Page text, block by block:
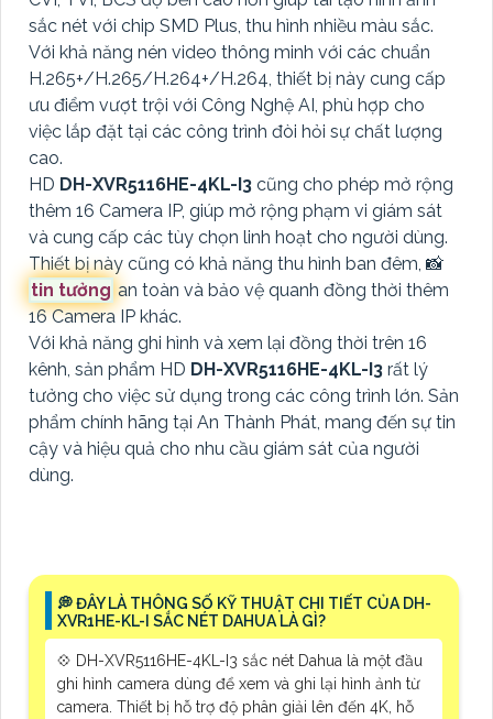
sắc nét với chip SMD Plus, thu hình nhiều màu sắc.
Với khả năng nén video thông minh với các chuẩn
H.265+/H.265/H.264+/H.264, thiết bị này cung cấp
ưu điểm vượt trội với Công Nghệ AI, phù hợp cho
việc lắp đặt tại các công trình đòi hỏi sự chất lượng
cao.
HD DH-XVR5116HE-4KL-I3 cũng cho phép mở rộng
thêm 16 Camera IP, giúp mở rộng phạm vi giám sát
và cung cấp các tùy chọn linh hoạt cho người dùng.
Thiết bị này cũng có khả năng thu hình ban đêm, 📸
tin tưởng an toàn và bảo vệ quanh đồng thời thêm
16 Camera IP khác.
Với khả năng ghi hình và xem lại đồng thời trên 16
kênh, sản phẩm HD DH-XVR5116HE-4KL-I3 rất lý
tưởng cho việc sử dụng trong các công trình lớn. Sản
phẩm chính hãng tại An Thành Phát, mang đến sự tin
cậy và hiệu quả cho nhu cầu giám sát của người
dùng.
️💭 ĐÂY LÀ THÔNG SỐ KỸ THUẬT CHI TIẾT CỦA DH-
XVR1HE-KL-I SẮC NÉT DAHUA LÀ GÌ?
💠 DH-XVR5116HE-4KL-I3 sắc nét Dahua là một đầu
ghi hình camera dùng để xem và ghi lại hình ảnh từ
camera. Thiết bị hỗ trợ độ phân giải lên đến 4K, hỗ